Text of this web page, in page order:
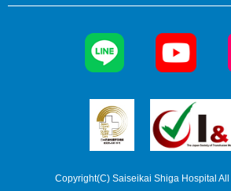
Copyright(C) Saiseikai Shiga Hospital All